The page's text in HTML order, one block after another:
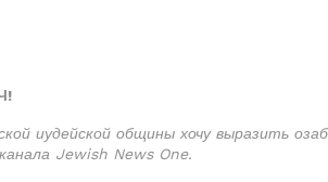
иудейской общины хочу выразить
Jewish News One.